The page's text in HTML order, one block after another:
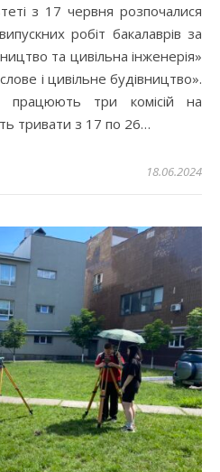
робіт бакалаврів за
та цивільна інженерія»
і цивільне будівництво».
працюють три комісій на
тривати з 17 по 26…
18.06.2024